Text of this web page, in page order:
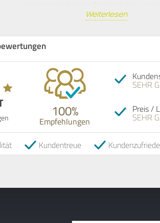
umgesetzt. Wir hoffen und bauen auch
Weiterlesen
100%
Empfehlungen
SEHR
Preis /
SEHR
Kundentreue